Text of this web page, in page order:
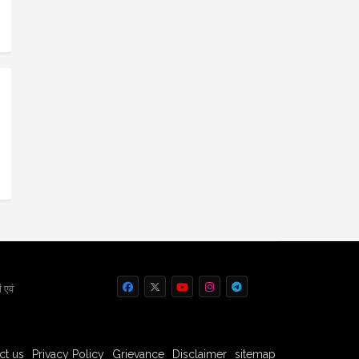
एवं
us Privacy Policy Grievance Disclaimer sitemap